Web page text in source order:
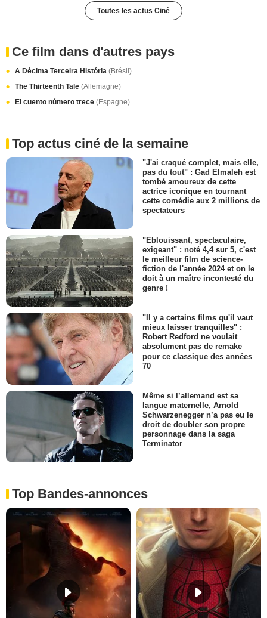
Toutes les actus Ciné
Ce film dans d'autres pays
A Décima Terceira História (Brésil)
The Thirteenth Tale (Allemagne)
El cuento número trece (Espagne)
Top actus ciné de la semaine
"J'ai craqué complet, mais elle,
pas du tout" : Gad Elmaleh est
tombé amoureux de cette
actrice iconique en tournant
cette comédie aux 2 millions de
spectateurs
"Eblouissant, spectaculaire,
exigeant" : noté 4,4 sur 5, c'est
le meilleur film de science-
fiction de l'année 2024 et on le
doit à un maître incontesté du
genre !
"Il y a certains films qu'il vaut
mieux laisser tranquilles" :
Robert Redford ne voulait
absolument pas de remake
pour ce classique des années
70
Même si l’allemand est sa
langue maternelle, Arnold
Schwarzenegger n’a pas eu le
droit de doubler son propre
personnage dans la saga
Terminator
Top Bandes-annonces